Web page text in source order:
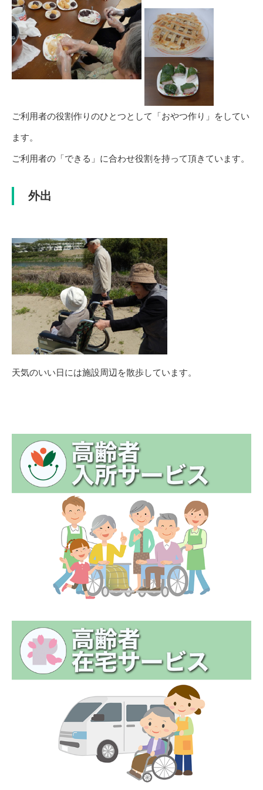
ご利用者の役割作りのひとつとして「おやつ作り」をしてい
ます。
ご利用者の「できる」に合わせ役割を持って頂きています。
外出
天気のいい日には施設周辺を散歩しています。